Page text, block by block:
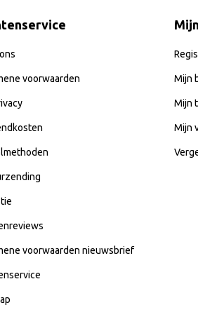
voorwaarden
voorwaarden nieuwsbrief
Mijn
Mijn
Mijn